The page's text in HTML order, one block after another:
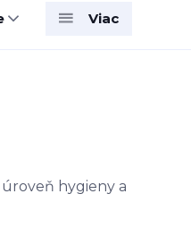
Viac
hygieny a